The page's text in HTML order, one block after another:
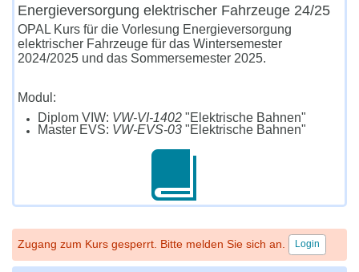
Energieversorgung elektrischer Fahrzeuge 24/25
OPAL Kurs für die Vorlesung Energieversorgung
elektrischer Fahrzeuge für das Wintersemester
2024/2025 und das Sommersemester 2025.
Modul:
Diplom VIW: VW-VI-1402 "Elektrische Bahnen"
Master EVS: VW-EVS-03 "Elektrische Bahnen"
Zugang zum Kurs gesperrt. Bitte melden Sie sich an. Login